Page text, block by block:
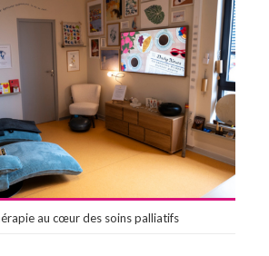
au cœur des soins palliatifs